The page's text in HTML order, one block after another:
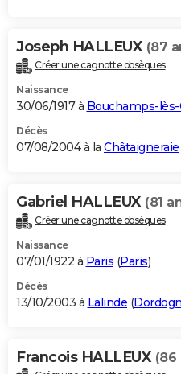
Joseph HALLEUX (87
Créer une cagnotte obsèques
Naissance
30/06/1917 à Bouchamps-lès-
Décès
07/08/2004 à la Châtaigneraie
Gabriel HALLEUX (81
Créer une cagnotte obsèques
Naissance
07/01/1922 à Paris (Paris)
Décès
13/10/2003 à Lalinde (
Francois HALLEUX (86